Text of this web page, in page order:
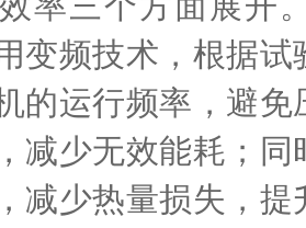
变频技术，根据
的运行频率，避
减少无效能耗；
减少热量损失，